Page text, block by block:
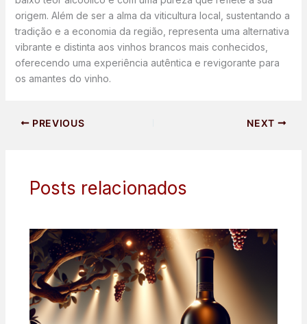
origem. Além de ser a alma da viticultura local, sustentando a
tradição e a economia da região, representa uma alternativa
vibrante e distinta aos vinhos brancos mais conhecidos,
oferecendo uma experiência autêntica e revigorante para
os amantes do vinho.
PREVIOUS NEXT
Posts relacionados